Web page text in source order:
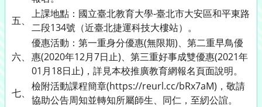
五、
上課地點：國立臺北教育大學-臺北市大安區和平東路
二段134號（近臺北捷運科技大樓站）。
六、
優惠活動：第一重身分優惠(無限期)、第二重早鳥優
惠(2020年12月7日止)、第三重好事成雙優惠(2021年
01月18日止)，詳見本校推廣教育網報名頁面說明。
七、
檢附活動課程簡章(https://reurl.cc/bRx7aM)，敬請
協助公告周知並轉知所屬師生、同仁，至紉公誼。